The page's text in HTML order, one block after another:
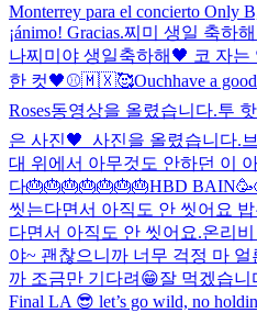
Monterrey para el concierto Only
¡ánimo! Gracias.찌미 생일 축하
나찌미야 생일축하해🖤 코 자는
한 컷🖤⚾🇲🇽🥰Ouchhave a
Roses동영상을 올렸습니다.투
은 사진🖤 사진을 올렸습니다.
대 위에서 아무것도 안하던 이
다🎂🎂🎂🎂🎂🎂🎂HBD
씻는다면서 아직도 안 씻어요
다면서 아직도 안 씻어요.온리
야~ 괜찮으니까 너무 걱정 마
까 조금만 기다려😁잘 먹겠습니
Final LA 😎 let’s go wild, no